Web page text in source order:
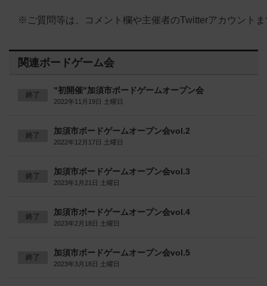
※ご質問等は、コメント欄や主催者のTwitterアカウント
関連ボードゲーム会
終了 "初開催"加須市ボードゲームオープン会
2022年11月19日 土曜日
終了 加須市ボードゲームオープン会vol.2
2022年12月17日 土曜日
終了 加須市ボードゲームオープン会vol.3
2023年1月21日 土曜日
終了 加須市ボードゲームオープン会vol.4
2023年2月18日 土曜日
終了 加須市ボードゲームオープン会vol.5
2023年3月18日 土曜日